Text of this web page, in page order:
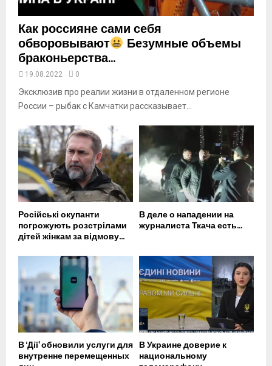
Как россияне сами себя
обворовывают Безумные объемы
браконьерства...
19.08.2022 0
Эксклюзив про реалии жизни в отдаленном регионе
России – рыбак с Камчатки рассказывает...
Російські окупанти
погрожують розстрілами
дітей жінкам за відмову...
В деле о нападении на
журналиста Ткача есть...
В ‘Дії’ обновили услуги для
внутренне перемещенных
В Украине доверие к
национальному